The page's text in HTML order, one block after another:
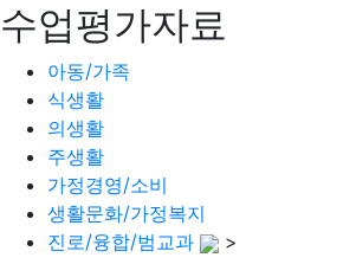
수업평가자료
아동/가족
식생활
의생활
주생활
가정경영/소비
생활문화/가정복지
진로/융합/범교과
>